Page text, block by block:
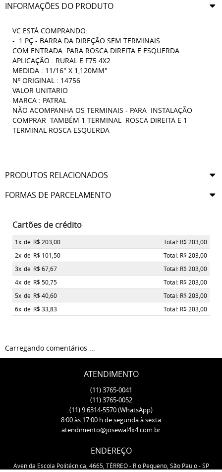
INFORMAÇÕES DO PRODUTO
VC ESTÁ COMPRANDO:
- 1 PÇ - BARRA DA DIREÇÃO SEM TERMINAIS
COM ENTRADA PARA ROSCA DIREITA E ESQUERDA
APLICAÇÃO : RURAL E F75 4X2
MEDIDA : 11/16" X 1,120MM"
Nº ORIGINAL : 14756
VALOR UNITARIO
MARCA : PATRAL
NÃO ACOMPANHA OS TERMINAIS - PARA INSTALAÇÃO
COMPRAR TAMBÉM 1 TERMINAL ROSCA DIREITA E 1
TERMINAL ROSCA ESQUERDA
PRODUTOS RELACIONADOS
FORMAS DE PARCELAMENTO
Cartões de crédito
1x de R$ 203,00
Total: R$ 203,00
2x de R$ 101,50
Total: R$ 203,00
3x de R$ 67,67
Total: R$ 203,00
4x de R$ 50,75
Total: R$ 203,00
5x de R$ 40,60
Total: R$ 203,00
6x de R$ 33,83 Total: R$ 203,00
Carregando comentários ...
ATENDIMENTO
(11)3765-0041
(11)3765-0052
(11)9.6314-5570(WhatsApp)
8:00 às 17:00 h de segunda à sexta
atendimento@josewal4x4.com.br
ENDEREÇO
Avenida Escola Politécnica, 4665, TÉRREO- Rio Pequeno, São Paulo-SP